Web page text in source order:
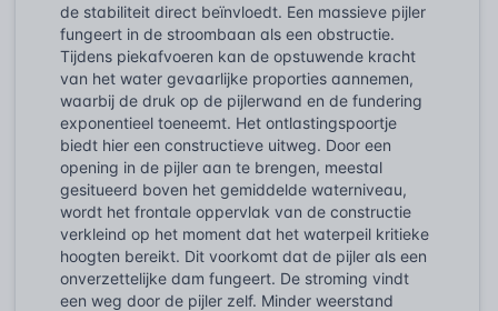
de stabiliteit direct beïnvloedt. Een massieve pijler
fungeert in de stroombaan als een obstructie.
Tijdens piekafvoeren kan de opstuwende kracht
van het water gevaarlijke proporties aannemen,
waarbij de druk op de pijlerwand en de fundering
exponentieel toeneemt. Het ontlastingspoortje
biedt hier een constructieve uitweg. Door een
opening in de pijler aan te brengen, meestal
gesitueerd boven het gemiddelde waterniveau,
wordt het frontale oppervlak van de constructie
verkleind op het moment dat het waterpeil kritieke
hoogten bereikt. Dit voorkomt dat de pijler als een
onverzettelijke dam fungeert. De stroming vindt
een weg door de pijler zelf. Minder weerstand